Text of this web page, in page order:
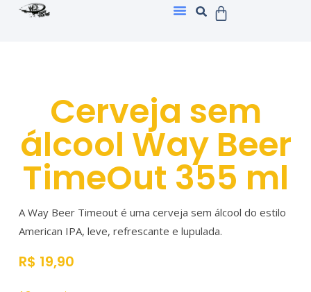
Cerveja sem
álcool Way Beer
TimeOut 355 ml
A Way Beer Timeout é uma cerveja sem álcool do estilo
American IPA, leve, refrescante e lupulada.
R$ 19,90